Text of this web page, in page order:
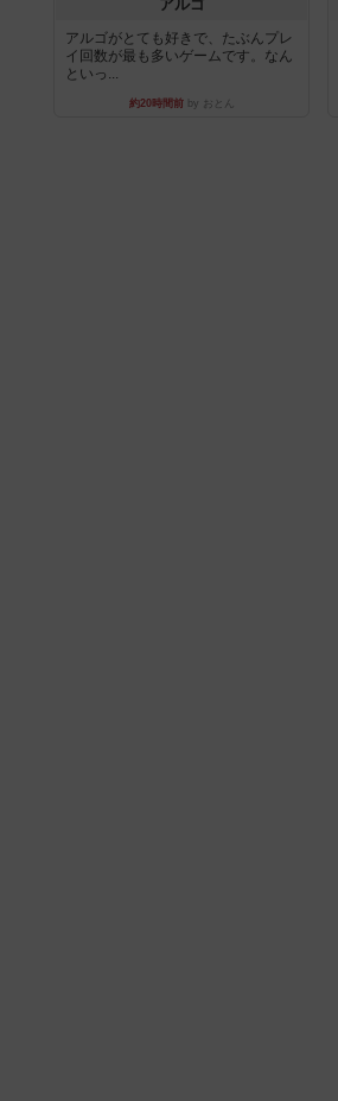
アルゴ
アルゴがとても好きで、たぶんプレ
イ回数が最も多いゲームです。なん
といっ...
約20時間前by おとん